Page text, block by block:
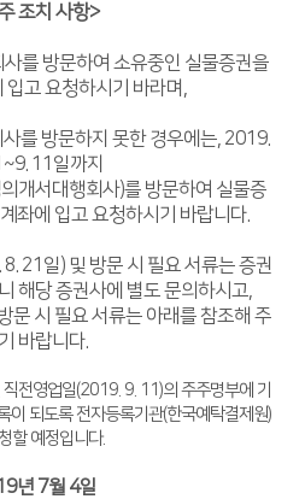
조치 사항>
를 방문하여 소유중인 실물증권을
입고 요청하시기 바라며,
를 방문하지 못한 경우에는, 2019.
11일까지
개서대행회사)를 방문하여 실물증
좌에 입고 요청하시기 바랍니다.
21일) 및 방문 시 필요 서류는 증권
해당 증권사에 별도 문의하시고,
문 시 필요 서류는 아래를 참조해 주
바랍니다.
전영업일(2019. 9. 11)의 주주명부에 기
이 되도록 전자등록기관(한국예탁결제원)
할 예정입니다.
년 7월 4일